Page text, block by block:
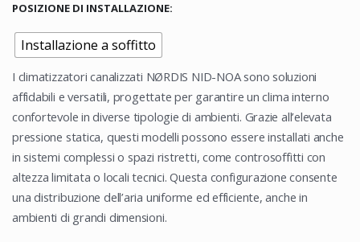
POSIZIONE DI INSTALLAZIONE
Installazione a soffitto
I climatizzatori canalizzati NØRDIS NID-NOA sono soluzioni
affidabili e versatili, progettate per garantire un clima interno
confortevole in diverse tipologie di ambienti. Grazie all’elevata
pressione statica, questi modelli possono essere installati anche
in sistemi complessi o spazi ristretti, come controsoffitti con
altezza limitata o locali tecnici. Questa configurazione consente
una distribuzione dell’aria uniforme ed efficiente, anche in
ambienti di grandi dimensioni.